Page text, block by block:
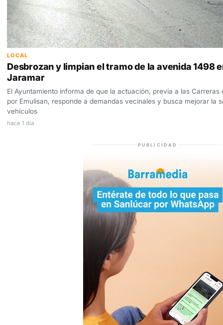
LOCAL
Desbrozan y limpian el tramo de la avenida 1498
Jaramar
El Ayuntamiento informa de que la actuación, previa a las Carreras
por Emulisan, responde a demandas vecinales y busca mejorar la
vehículos
hace 1 día
PUBLICIDAD